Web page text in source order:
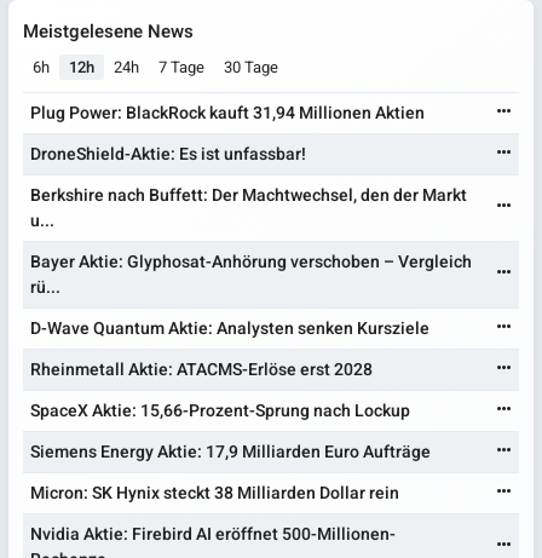
Meistgelesene News
6h 12h 24h 7 Tage 30 Tage
Plug Power: BlackRock kauft 31,94 Millionen Aktien
DroneShield-Aktie: Es ist unfassbar!
Berkshire nach Buffett: Der Machtwechsel, den der Markt
u...
Bayer Aktie: Glyphosat-Anhörung verschoben – Vergleich
rü...
D-Wave Quantum Aktie: Analysten senken Kursziele
Rheinmetall Aktie: ATACMS-Erlöse erst 2028
SpaceX Aktie: 15,66-Prozent-Sprung nach Lockup
Siemens Energy Aktie: 17,9 Milliarden Euro Aufträge
Micron: SK Hynix steckt 38 Milliarden Dollar rein
Nvidia Aktie: Firebird AI eröffnet 500-Millionen-